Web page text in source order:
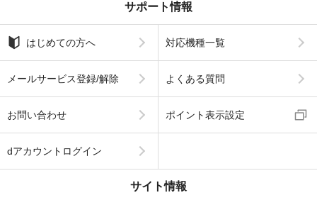
サポート情報
はじめての方へ 対応機種一覧
メールサービス登録/解除 よくある質問
お問い合わせ ポイント表示設定
dアカウントログイン
サイト情報